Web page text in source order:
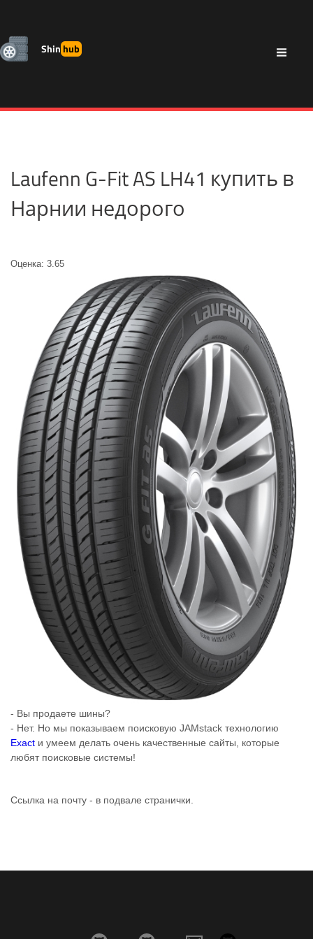
Shinhub
Laufenn G-Fit AS LH41 купить в
Нарнии недорого
Оценка: 3.65
- Вы продаете шины?
- Нет. Но мы показываем поисковую JAMstack технологию
Exact и умеем делать очень качественные сайты, которые
любят поисковые системы!
Ссылка на почту - в подвале странички.